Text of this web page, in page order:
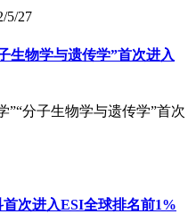
5/27
生物学与遗传学”首次进入
”“分子生物学与遗传学”首次
次进入ESI全球排名前1%